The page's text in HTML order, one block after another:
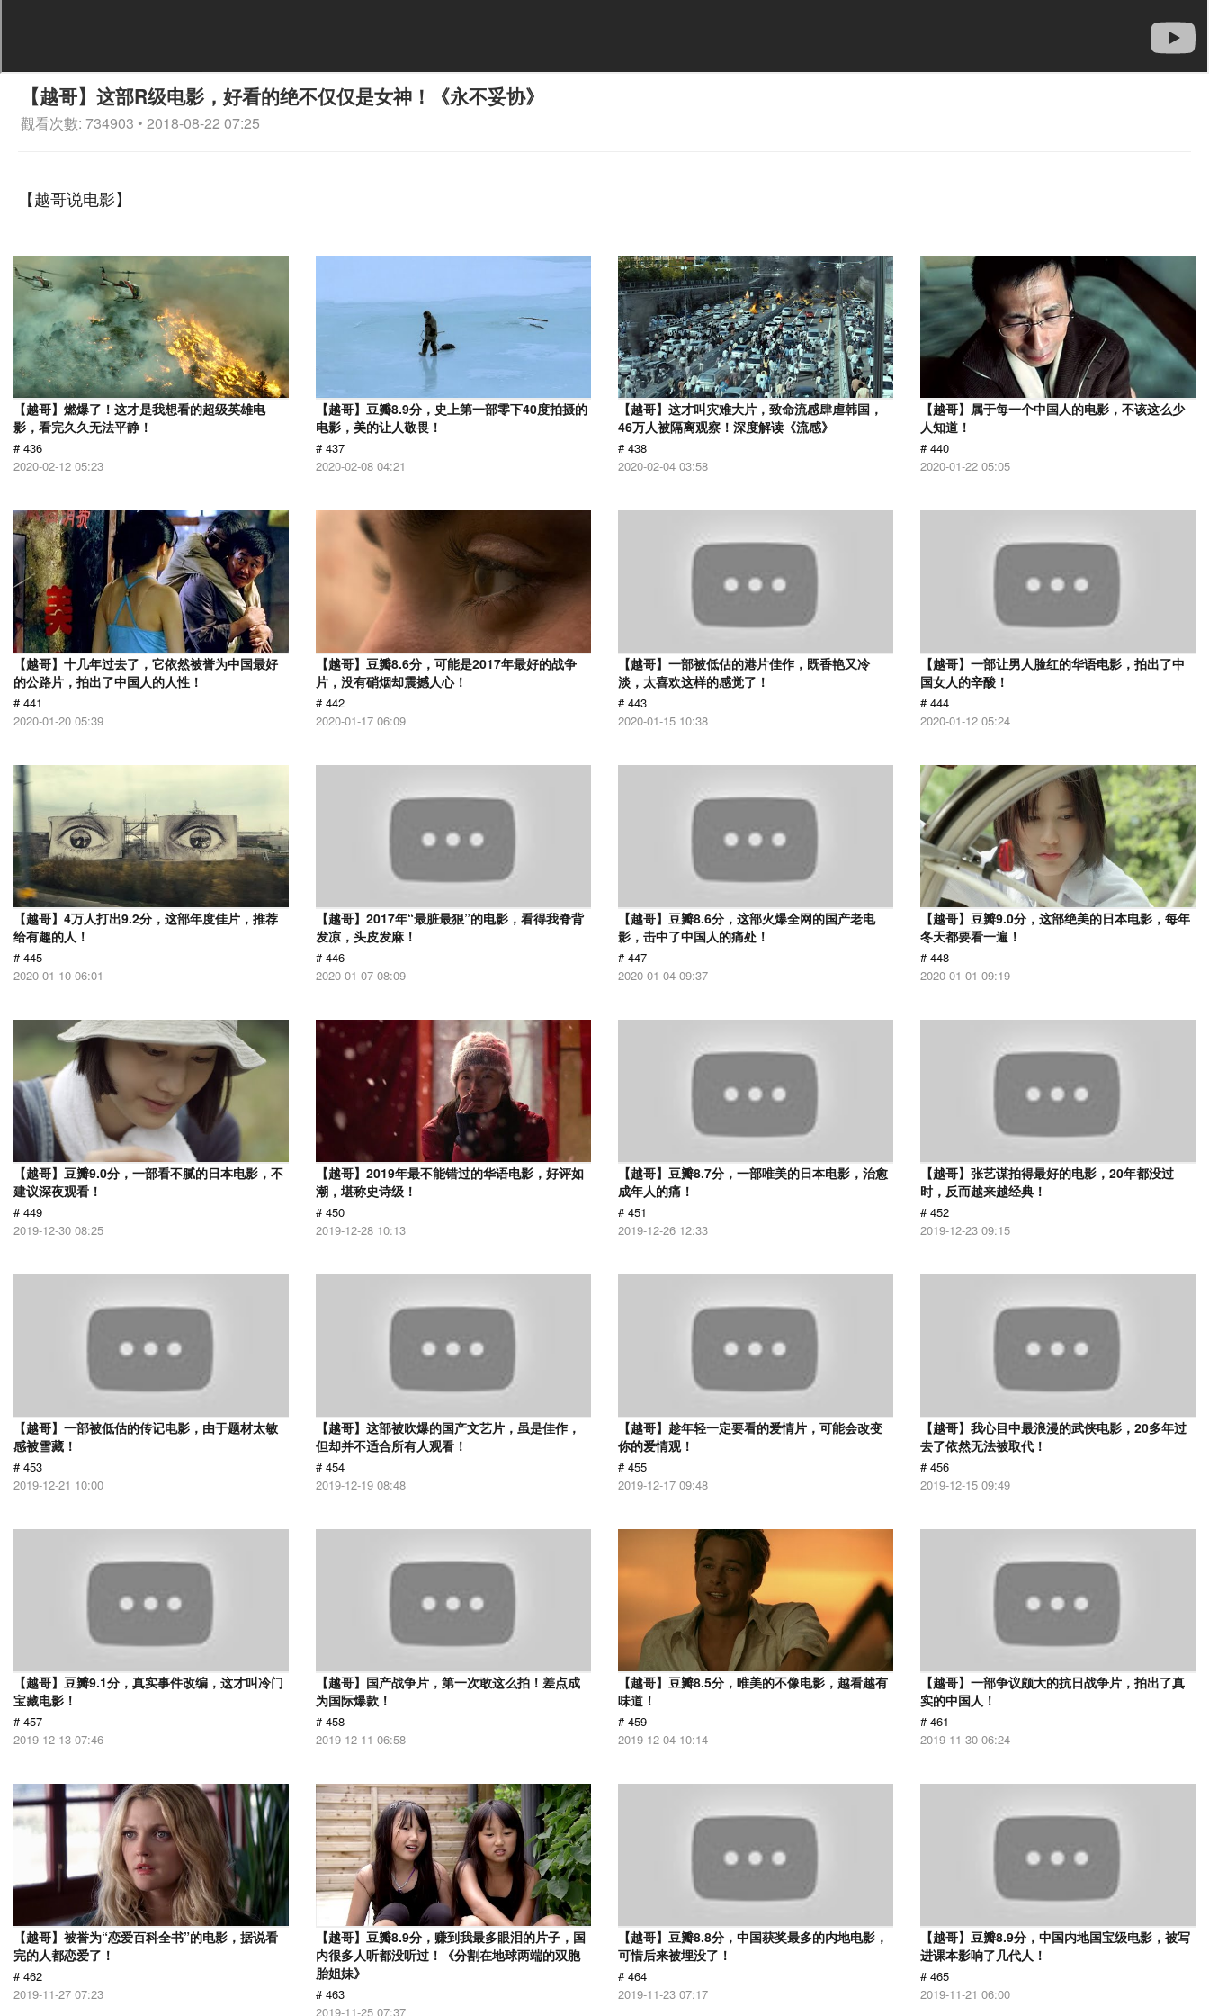
【越哥】这部R级电影，好看的绝不仅仅是女神！《永不妥协》
觀看次數: 734903 • 2018-08-22 07:25
【越哥说电影】
【越哥】燃爆了！这才是我想看的超级英雄电
影，看完久久无法平静！
# 436
2020-02-12 05:23
【越哥】豆瓣8.9分，史上第一部零下40度拍摄的
电影，美的让人敬畏！
# 437
2020-02-08 04:21
【越哥】这才叫灾难大片，致命流感肆虐韩国，
46万人被隔离观察！深度解读《流感》
# 438
2020-02-04 03:58
【越哥】属于每一个中国人的电影，不该这么少
人知道！
# 440
2020-01-22 05:05
【越哥】十几年过去了，它依然被誉为中国最好
的公路片，拍出了中国人的人性！
# 441
2020-01-20 05:39
【越哥】豆瓣8.6分，可能是2017年最好的战争
片，没有硝烟却震撼人心！
# 442
2020-01-17 06:09
【越哥】一部被低估的港片佳作，既香艳又冷
淡，太喜欢这样的感觉了！
# 443
2020-01-15 10:38
【越哥】一部让男人脸红的华语电影，拍出了中
国女人的辛酸！
# 444
2020-01-12 05:24
【越哥】4万人打出9.2分，这部年度佳片，推荐
给有趣的人！
# 445
2020-01-10 06:01
【越哥】2017年“最脏最狠”的电影，看得我脊背
发凉，头皮发麻！
# 446
2020-01-07 08:09
【越哥】豆瓣8.6分，这部火爆全网的国产老电
影，击中了中国人的痛处！
# 447
2020-01-04 09:37
【越哥】豆瓣9.0分，这部绝美的日本电影，每年
冬天都要看一遍！
# 448
2020-01-01 09:19
【越哥】豆瓣9.0分，一部看不腻的日本电影，不
建议深夜观看！
# 449
2019-12-30 08:25
【越哥】2019年最不能错过的华语电影，好评如
潮，堪称史诗级！
# 450
2019-12-28 10:13
【越哥】豆瓣8.7分，一部唯美的日本电影，治愈
成年人的痛！
# 451
2019-12-26 12:33
【越哥】张艺谋拍得最好的电影，20年都没过
时，反而越来越经典！
# 452
2019-12-23 09:15
【越哥】一部被低估的传记电影，由于题材太敏
感被雪藏！
# 453
2019-12-21 10:00
【越哥】这部被吹爆的国产文艺片，虽是佳作，
但却并不适合所有人观看！
# 454
2019-12-19 08:48
【越哥】趁年轻一定要看的爱情片，可能会改变
你的爱情观！
# 455
2019-12-17 09:48
【越哥】我心目中最浪漫的武侠电影，20多年过
去了依然无法被取代！
# 456
2019-12-15 09:49
【越哥】豆瓣9.1分，真实事件改编，这才叫冷门
宝藏电影！
# 457
2019-12-13 07:46
【越哥】国产战争片，第一次敢这么拍！差点成
为国际爆款！
# 458
2019-12-11 06:58
【越哥】豆瓣8.5分，唯美的不像电影，越看越有
味道！
# 459
2019-12-04 10:14
【越哥】一部争议颇大的抗日战争片，拍出了真
实的中国人！
# 461
2019-11-30 06:24
【越哥】被誉为“恋爱百科全书”的电影，据说看
完的人都恋爱了！
# 462
2019-11-27 07:23
【越哥】豆瓣8.9分，赚到我最多眼泪的片子，国
内很多人听都没听过！《分割在地球两端的双胞
胎姐妹》
# 463
2019-11-25 07:37
【越哥】豆瓣8.8分，中国获奖最多的内地电影，
可惜后来被埋没了！
# 464
2019-11-23 07:17
【越哥】豆瓣8.9分，中国内地国宝级电影，被写
进课本影响了几代人！
# 465
2019-11-21 06:00